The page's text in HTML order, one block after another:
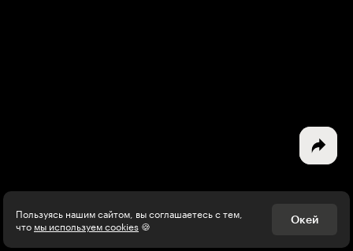
Пользуясь нашим сайтом, вы соглашаетесь с тем,
что мы используем cookies 🍪 Окей
Маркетинг